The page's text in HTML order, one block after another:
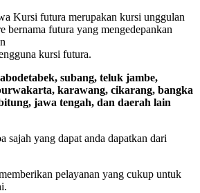
Kursi futura merupakan kursi unggulan
bernama futura yang mengedepankan
kursi futura.
subang, teluk jambe,
karawang, cikarang, bangka
jawa tengah, dan daerah lain
sajah yang dapat anda dapatkan dari
pelayanan yang cukup untuk